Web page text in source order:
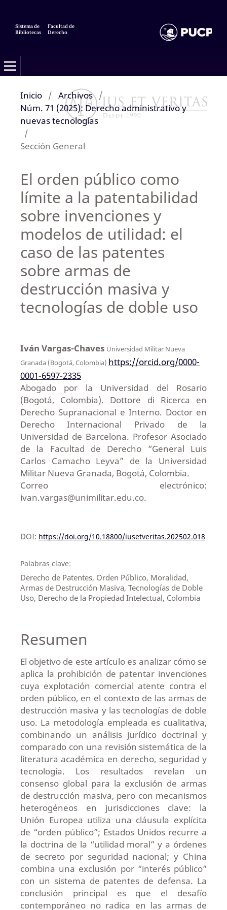
Sistema de
Bibliotecas
Facultad de
Derecho
Inicio / Archivos /
Núm. 71 (2025): Derecho administrativo y
nuevas tecnologías
/
Sección General
El orden público como
límite a la patentabilidad
sobre invenciones y
modelos de utilidad: el
caso de las patentes
sobre armas de
destrucción masiva y
tecnologías de doble uso
Iván Vargas-Chaves Universidad Militar Nueva
Granada (Bogotá, Colombia) https://orcid.org/0000-
0001-6597-2335
Abogado por la Universidad del Rosario
(Bogotá, Colombia). Dottore di Ricerca en
Derecho Supranacional e Interno. Doctor en
Derecho Internacional Privado de la
Universidad de Barcelona. Profesor Asociado
de la Facultad de Derecho “General Luis
Carlos Camacho Leyva” de la Universidad
Militar Nueva Granada, Bogotá, Colombia.
Correo electrónico:
ivan.vargas@unimilitar.edu.co.
DOI: https://doi.org/10.18800/iusetveritas.202502.018
Palabras clave:
Derecho de Patentes, Orden Público, Moralidad,
Armas de Destrucción Masiva, Tecnologías de Doble
Uso, Derecho de la Propiedad Intelectual, Colombia
Resumen
El objetivo de este artículo es analizar cómo se
aplica la prohibición de patentar invenciones
cuya explotación comercial atente contra el
orden público, en el contexto de las armas de
destrucción masiva y las tecnologías de doble
uso. La metodología empleada es cualitativa,
combinando un análisis jurídico doctrinal y
comparado con una revisión sistemática de la
literatura académica en derecho, seguridad y
tecnología. Los resultados revelan un
consenso global para la exclusión de armas
de destrucción masiva, pero con mecanismos
heterogéneos en jurisdicciones clave: la
Unión Europea utiliza una cláusula explícita
de “orden público”; Estados Unidos recurre a
la doctrina de la “utilidad moral” y a órdenes
de secreto por seguridad nacional; y China
combina una exclusión por “interés público”
con un sistema de patentes de defensa. La
conclusión principal es que el desafío
contemporáneo no radica en las armas de